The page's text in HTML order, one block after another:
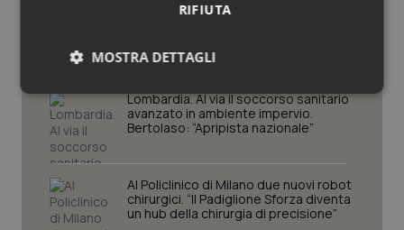
Ulcera & Reflusso
Vaccini
Lombardia, nuove misure per liste
cittadini”
Lombardia. Al via il soccorso sanitario
avanzato in ambiente impervio.
Bertolaso: “Apripista nazionale”
Al Policlinico di Milano due nuovi robot
chirurgici. “Il Padiglione Sforza diventa
un hub della chirurgia di precisione”
RIFIUTA
MOSTRA DETTAGLI
Necessari Statistici Marketing
Necessari Statistici Marketing